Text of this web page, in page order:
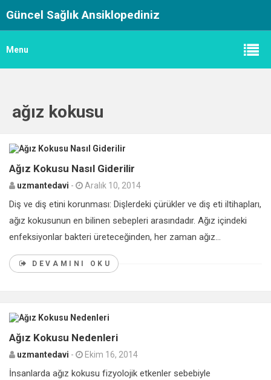
Güncel Sağlık Ansiklopediniz
Menu
ağız kokusu
Ağız Kokusu Nasıl Giderilir
uzmantedavi - Aralık 10, 2014
Diş ve diş etini korunması: Dişlerdeki çürükler ve diş eti iltihapları,
ağız kokusunun en bilinen sebepleri arasındadır. Ağız içindeki
enfeksiyonlar bakteri üreteceğinden, her zaman ağız...
DEVAMINI OKU
Ağız Kokusu Nedenleri
uzmantedavi - Ekim 16, 2014
İnsanlarda ağız kokusu fizyolojik etkenler sebebiyle